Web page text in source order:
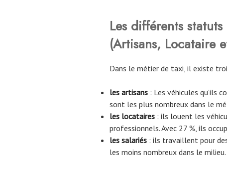
Les différents
(Artisans, Locataire
Dans le métier de taxi, il existe
les artisans : Les véhicules qu’ils
sont les plus nombreux dans le
les locataires : ils louent les
professionnels. Avec 27 %, ils
les salariés : ils travaillent pour
les moins nombreux dans le milieu.